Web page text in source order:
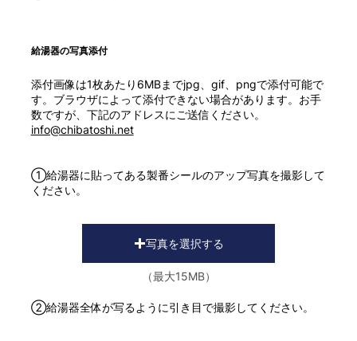
添付画像は1枚あたり6MBまでjpg、gif、pngで添付可能で
す。ブラウザによって添付できない場合があります。お手
数ですが、下記のアドレスにご送信ください。
info@chibatoshi.net
給湯器の写真添付
①給湯器に貼ってある製番シールのアップ写真を撮影して
ください​。
写真を選択する
（最大15MB）
②給湯器全体が写るように引き目で撮影してください。